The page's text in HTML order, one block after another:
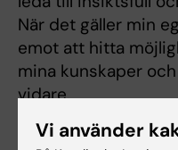
När det gäller min
emot att hitta
mina kunskaper
vidare.
Vi använder